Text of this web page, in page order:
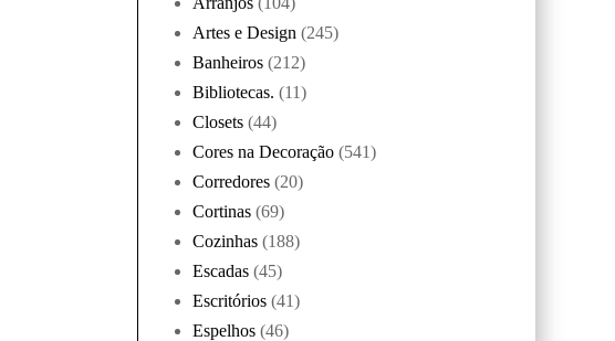
Artes e Design (245)
Banheiros (212)
Bibliotecas. (11)
Closets (44)
Cores na Decoração (541)
Corredores (20)
Cortinas (69)
Cozinhas (188)
Escadas (45)
Escritórios (41)
Espelhos (46)